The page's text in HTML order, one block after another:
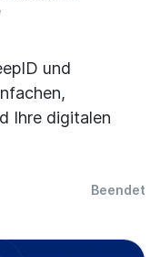
und
Ihre digitalen
Beendet